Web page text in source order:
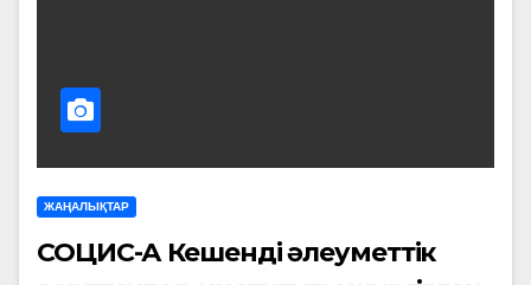
ЖАҢАЛЫҚТАР
СОЦИС-А Кешенді әлеуметтік